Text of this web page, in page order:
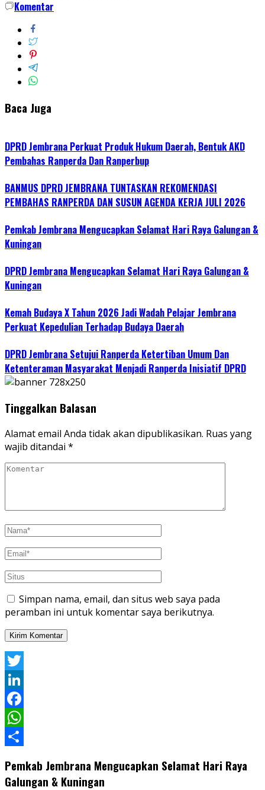
Komentar
Baca Juga
DPRD Jembrana Perkuat Produk Hukum Daerah, Bentuk AKD
Pembahas Ranperda Dan Ranperbup
BANMUS DPRD JEMBRANA TUNTASKAN REKOMENDASI
PEMBAHAS RANPERDA DAN SUSUN AGENDA KERJA JULI 2026
Pemkab Jembrana Mengucapkan Selamat Hari Raya Galungan &
Kuningan
DPRD Jembrana Mengucapkan Selamat Hari Raya Galungan &
Kuningan
Kemah Budaya X Tahun 2026 Jadi Wadah Pelajar Jembrana
Perkuat Kepedulian Terhadap Budaya Daerah
DPRD Jembrana Setujui Ranperda Ketertiban Umum Dan
Ketenteraman Masyarakat Menjadi Ranperda Inisiatif DPRD
Tinggalkan Balasan
Alamat email Anda tidak akan dipublikasikan. Ruas yang
wajib ditandai *
Simpan nama, email, dan situs web saya pada
peramban ini untuk komentar saya berikutnya.
Twitter
LinkedIn
Facebook
WhatsApp
Pemkab Jembrana Mengucapkan Selamat Hari Raya
Galungan & Kuningan